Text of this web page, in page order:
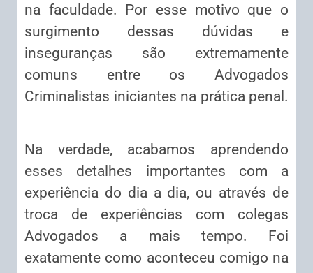
na faculdade. Por esse motivo que o
surgimento dessas dúvidas e
inseguranças são extremamente
comuns entre os Advogados
Criminalistas iniciantes na prática penal.
Na verdade, acabamos aprendendo
esses detalhes importantes com a
experiência do dia a dia, ou através de
troca de experiências com colegas
Advogados a mais tempo. Foi
exatamente como aconteceu comigo na